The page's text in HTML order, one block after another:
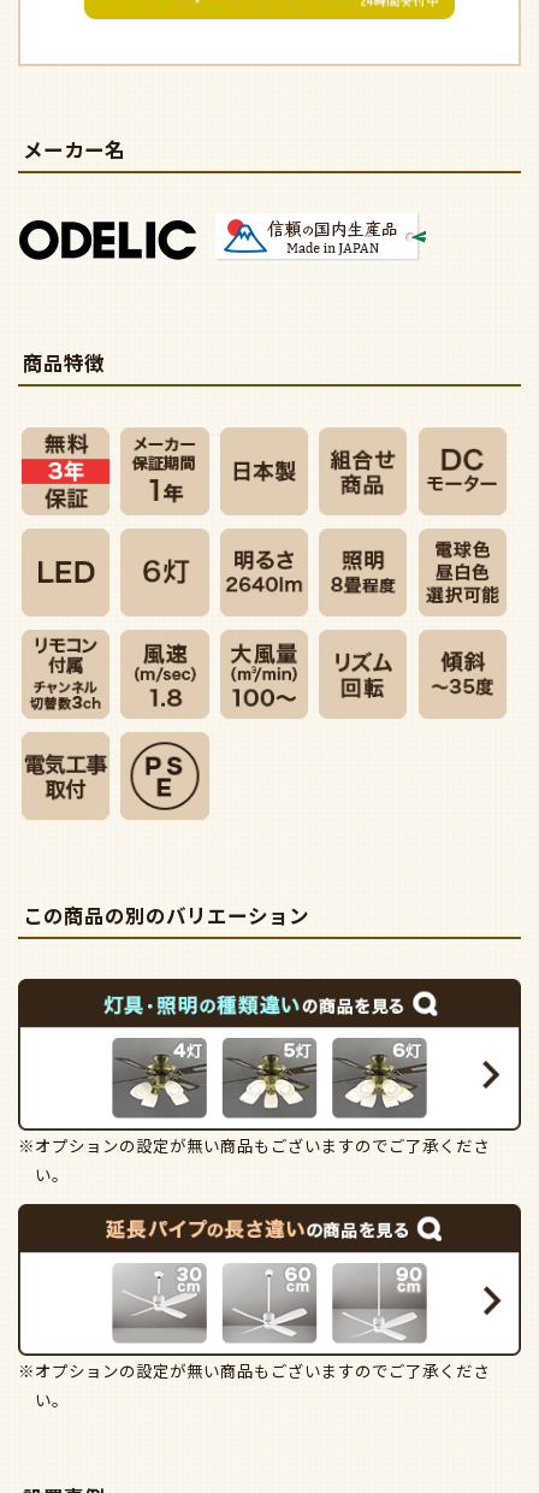
メーカー名
商品特徴
この商品の別のバリエーション
※オプションの設定が無い商品もございますのでご了承くださ
い。
※オプションの設定が無い商品もございますのでご了承くださ
い。